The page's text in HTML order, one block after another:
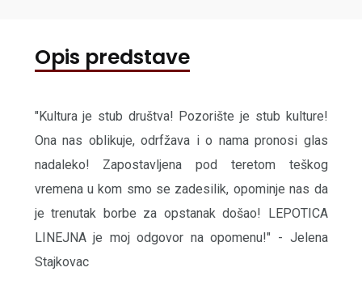
Opis predstave
"Kultura je stub društva! Pozorište je stub kulture!
Ona nas oblikuje, odrfžava i o nama pronosi glas
nadaleko! Zapostavljena pod teretom teškog
vremena u kom smo se zadesilik, opominje nas da
je trenutak borbe za opstanak došao! LEPOTICA
LINEJNA je moj odgovor na opomenu!" - Jelena
Stajkovac